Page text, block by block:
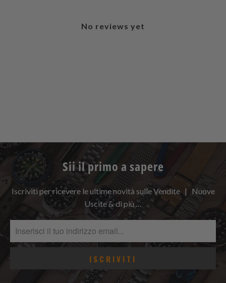
No reviews yet
Sii il primo a sapere
Iscriviti per ricevere le ultime novità sulle Vendite | Nuove
Uscite & di più …